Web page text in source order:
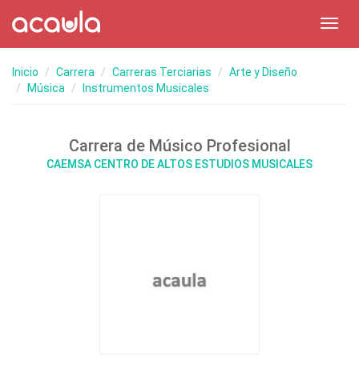
Inicio Carrera Carreras Terciarias
Arte y Diseño
Música
Instrumentos Musicales
Carrera de Músico Profesional
CAEMSA CENTRO DE ALTOS ESTUDIOS MUSICALES